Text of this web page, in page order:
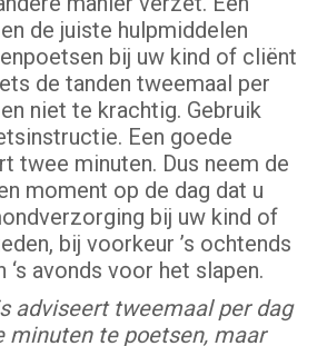
de juiste hulpmiddelen
bij uw kind of cliënt
de tanden tweemaal per
niet te krachtig. Gebruik
Een goede
twee minuten. Dus neem de
moment op de dag dat u
bij uw kind of
bij voorkeur ’s ochtends
‘s avonds voor het slapen.
adviseert tweemaal per dag
minuten te poetsen, maar